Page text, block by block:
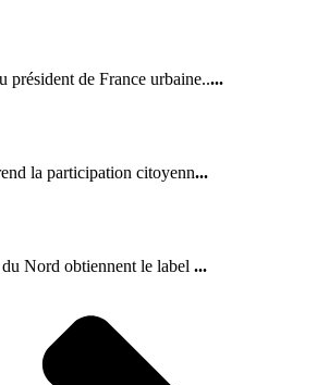
président de France urbaine.....
la participation citoyenn...
Nord obtiennent le label ...